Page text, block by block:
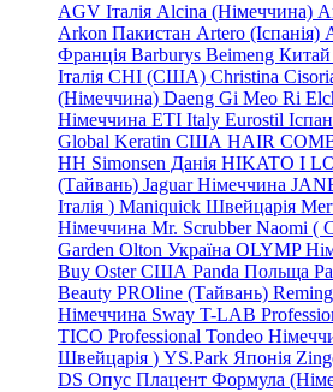
AGV Італія Alcina (Німеччина)
Arkon Пакистан Artero (Іспанія)
Франція Barburys Beimeng Китай
Італія CHI (США) Christina
(Німеччина) Daeng Gi Meo Ri
Німеччина ETI Italy Eurostil
Global Keratin США HAIR
HH Simonsen Данія HIKATO I
(Тайвань) Jaguar Німеччина
Італія ) Maniquick Швейцарія
Німеччина Mr. Scrubber Naomi (
Garden Olton Україна OLYMP
Buy Oster США Panda Польща
Beauty PROline (Тайвань)
Німеччина Sway T-LAB
TICO Professional Tondeo
Швейцарія ) YS.Park Японія
DS Опус Плацент Формула